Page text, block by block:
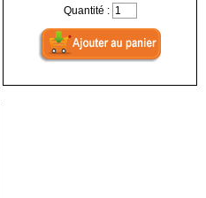
Quantité :